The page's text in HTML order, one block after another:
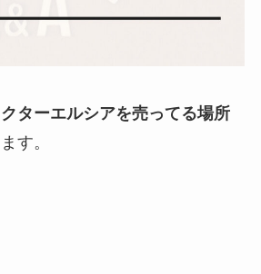
クターエルシアを売ってる場所
す。